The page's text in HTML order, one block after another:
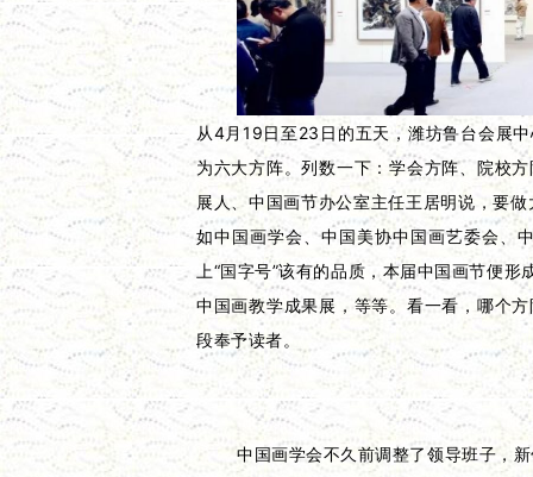
从4月19日至23日的五天，潍坊鲁台会展
为六大方阵。列数一下：学会方阵、院校
展人、中国画节办公室主任王居明说，要
如中国画学会、中国美协中国画艺委会、
上“国字号”该有的品质，本届中国画节便
中国画教学成果展，等等。看一看，哪个
段奉予读者。
中国画学会不久前调整了领导班子，